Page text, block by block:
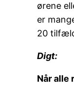
ørene
er
20
Digt:
Når alle